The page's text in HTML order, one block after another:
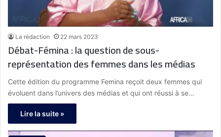
La rédaction 22 mars 2023
Débat-Fémina : la question de sous-
représentation des femmes dans les médias
Cette édition du programme Femina reçoit deux femmes qui
évoluent dans l’univers des médias et qui ont réussi à se…
Lire la suite »